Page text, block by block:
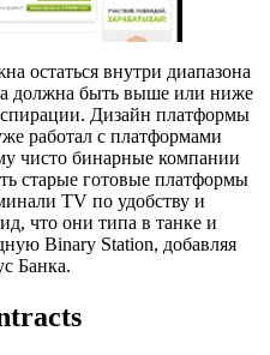
остаться внутри диапазона
должна быть выше или ниже
Дизайн платформы
работал с платформами
чисто бинарные компании
старые готовые платформы
TV по удобству и
что они типа в танке и
Binary Station, добавляя
Банка.